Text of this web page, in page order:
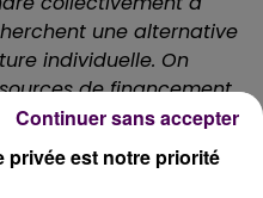
une alternative
individuelle. On
de financement,
les problématiques
place d’une culture
la FUB.
privée est notre priorité
Continuer sans accepter